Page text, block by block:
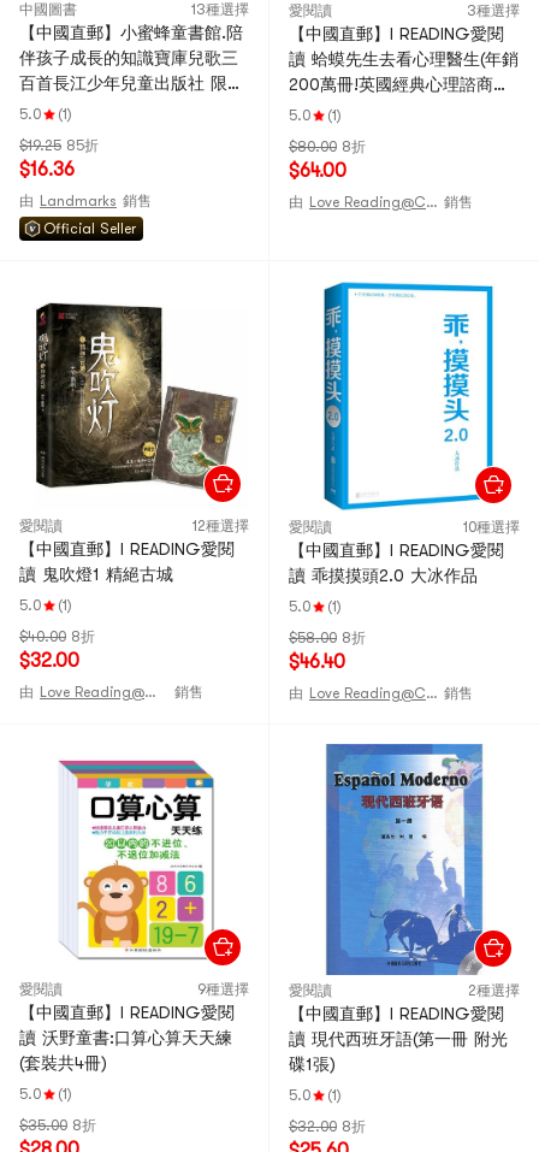
中國圖書 13種選擇
【中國直郵】小蜜蜂童書館.陪
伴孩子成長的知識寶庫兒歌三
百首長江少年兒童出版社 限時
搶購
5.0
(1)
$19.25 85折
$16.36
由 Landmarks 銷售
Official Seller
愛閱讀 3種選擇
【中國直郵】I READING愛閱
讀 蛤蟆先生去看心理醫生(年銷
200萬冊!英國經典心理諮商入
門書知名心理學家李松蔚強烈
5.0
(1)
$80.00 8折
$64.00
由 Love Reading@CHINA 銷售
愛閱讀 12種選擇
【中國直郵】I READING愛閱
讀 鬼吹燈1 精絕古城
5.0
(1)
$40.00 8折
$32.00
由 Love Reading@CHINA 銷售
愛閱讀 10種選擇
【中國直郵】I READING愛閱
讀 乖摸摸頭2.0 大冰作品
5.0
(1)
$58.00 8折
$46.40
由 Love Reading@CHINA 銷售
愛閱讀 9種選擇
【中國直郵】I READING愛閱
讀 沃野童書:口算心算天天練
(套裝共4冊)
5.0
(1)
$35.00 8折
愛閱讀 2種選擇
【中國直郵】I READING愛閱
讀 現代西班牙語(第一冊 附光
碟1張)
5.0
(1)
$32.00 8折